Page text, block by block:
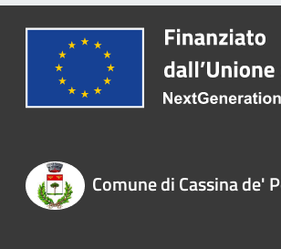
Comune di Cassina de'